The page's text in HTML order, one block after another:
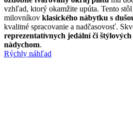
vzhľad, ktorý okamžite upúta. Tento
milovníkov klasického nábytku s
kvalitné spracovanie a nadčasovosť.
reprezentatívnych jedální či
nádychom.
Rýchly náhľad